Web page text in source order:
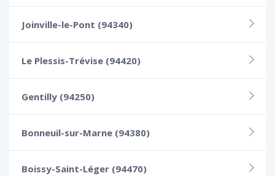
Joinville-le-Pont (94340)
Le Plessis-Trévise (94420)
Gentilly (94250)
Bonneuil-sur-Marne (94380)
Boissy-Saint-Léger (94470)